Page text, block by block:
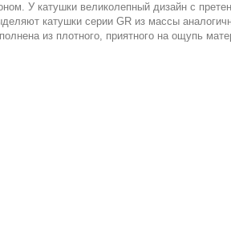
У катушки великолепный дизайн с
катушки серии GR из массы
из плотного, приятного на ощупь